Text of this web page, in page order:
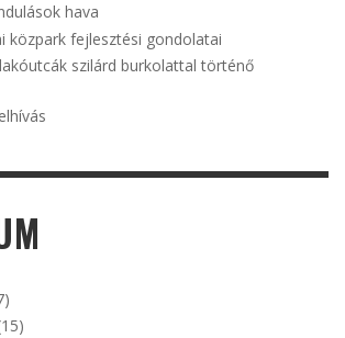
hava
közpark fejlesztési gondolatai
szilárd burkolattal történő